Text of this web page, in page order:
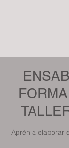
Aprèn a elaborar